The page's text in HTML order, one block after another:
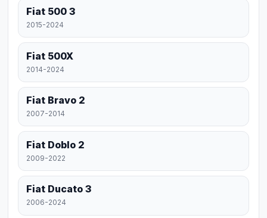
Fiat 500 3
2015-2024
Fiat 500X
2014-2024
Fiat Bravo 2
2007-2014
Fiat Doblo 2
2009-2022
Fiat Ducato 3
2006-2024